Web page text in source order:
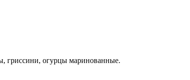
гриссини, огурцы маринованные.